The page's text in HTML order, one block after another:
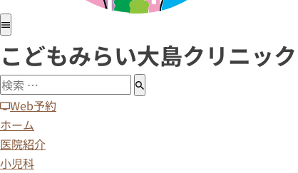
こどもみらい大島クリニック
Web予約
ホーム
医院紹介
小児科